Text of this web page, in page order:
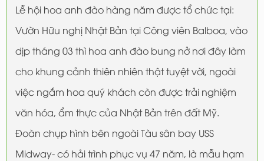
Lễ hội hoa anh đào hàng năm được tổ chức tại:
Vườn Hữu nghị Nhật Bản tại Công viên Balboa, vào
dịp tháng 03 thì hoa anh đào bung nở nơi đây làm
cho khung cảnh thiên nhiên thật tuyệt vời, ngoài
việc ngắm hoa quý khách còn được trải nghiệm
văn hóa, ẩm thực của Nhật Bản trên đất Mỹ.
Đoàn chụp hình bên ngoài Tàu sân bay USS
Midway- có hải trình phục vụ 47 năm, là mẫu hạm